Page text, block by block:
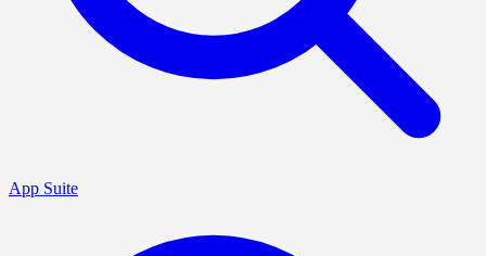
App Suite